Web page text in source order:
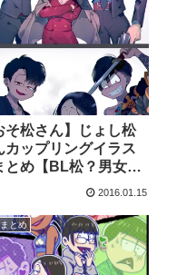
そ松さん】じょし松
カップリングイラス
とめ【BL松？男女
2016.01.15
とめ